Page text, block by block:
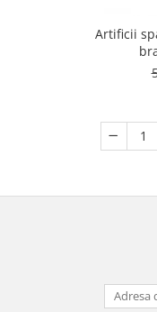
Artificii